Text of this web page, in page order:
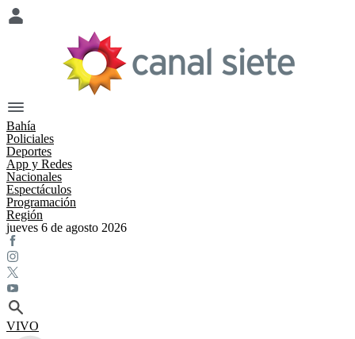
Bahía
Policiales
Deportes
App y Redes
Nacionales
Espectáculos
Programación
Región
jueves 6 de agosto 2026
VIVO